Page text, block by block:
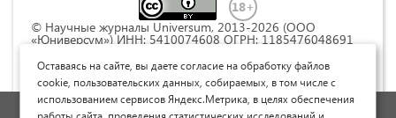
© Научные журналы Universum, 2013-2026 (ООО
«Юниверсум») ИНН: 5410074608 ОГРН: 1185476048691
Commons « Attribution» («Атрибуция») 4.0
Непортированная
Политика обработки персональных данных
Оставаясь на сайте, вы даете согласие на обработку файлов
cookie, пользовательских данных, собираемых, в том числе с
использованием сервисов Яндекс.Метрика, в целях обеспечения